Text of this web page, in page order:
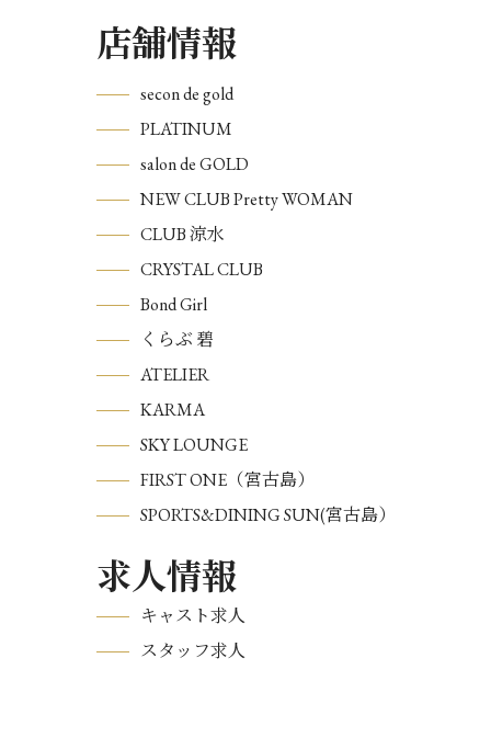
店舗情報
secon de gold
PLATINUM
salon de GOLD
NEW CLUB Pretty WOMAN
CLUB 涼水
CRYSTAL CLUB
Bond Girl
くらぶ 碧
ATELIER
KARMA
SKY LOUNGE
FIRST ONE（宮古島）
SPORTS&DINING SUN(宮古島）
求人情報
キャスト求人
スタッフ求人